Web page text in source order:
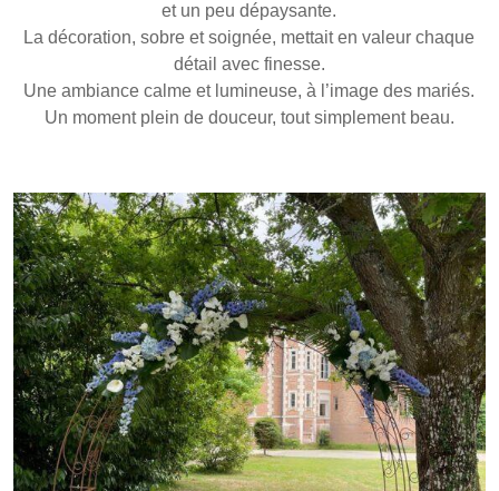
et un peu dépaysante.
La décoration, sobre et soignée, mettait en valeur chaque
détail avec finesse.
Une ambiance calme et lumineuse, à l’image des mariés.
Un moment plein de douceur, tout simplement beau.